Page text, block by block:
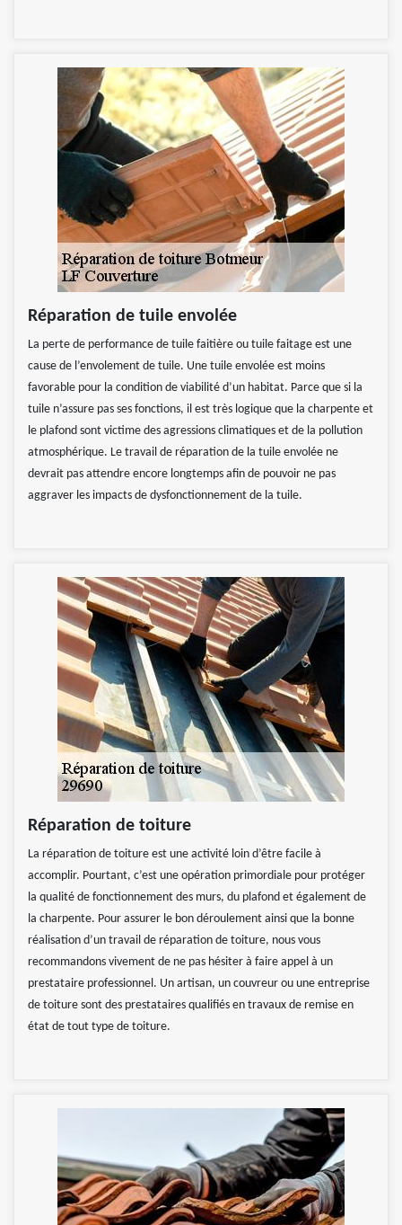
Réparation de tuile envolée
La perte de performance de tuile faitière ou tuile faitage est une
cause de l’envolement de tuile. Une tuile envolée est moins
favorable pour la condition de viabilité d’un habitat. Parce que si la
tuile n’assure pas ses fonctions, il est très logique que la charpente et
le plafond sont victime des agressions climatiques et de la pollution
atmosphérique. Le travail de réparation de la tuile envolée ne
devrait pas attendre encore longtemps afin de pouvoir ne pas
aggraver les impacts de dysfonctionnement de la tuile.
Réparation de toiture
La réparation de toiture est une activité loin d’être facile à
accomplir. Pourtant, c’est une opération primordiale pour protéger
la qualité de fonctionnement des murs, du plafond et également de
la charpente. Pour assurer le bon déroulement ainsi que la bonne
réalisation d’un travail de réparation de toiture, nous vous
recommandons vivement de ne pas hésiter à faire appel à un
prestataire professionnel. Un artisan, un couvreur ou une entreprise
de toiture sont des prestataires qualifiés en travaux de remise en
état de tout type de toiture.